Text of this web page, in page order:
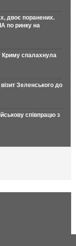
двоє поранених.
по ринку на
Криму спалахнула
Зеленського до
співпрацю з